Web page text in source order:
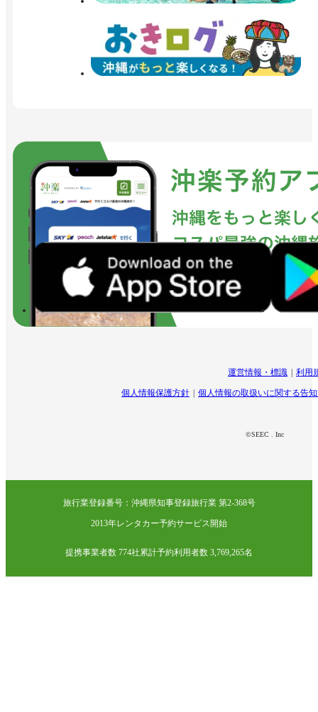
運営情報・標識 利用
個人情報保護方針 個人情報の取扱いに関する告
©SEEC . Inc
旅行業登録番号：沖縄県知事登録旅行業 第2-368号
2013年レンタカー予約サービス開始
提携事業者数 774社累計予約利用者数 3,769,265名